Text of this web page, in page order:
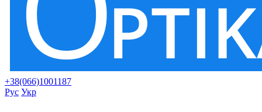
+38(066)1001187
Рус Укр